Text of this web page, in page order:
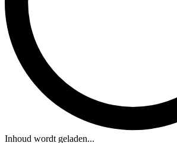
Inhoud wordt geladen...